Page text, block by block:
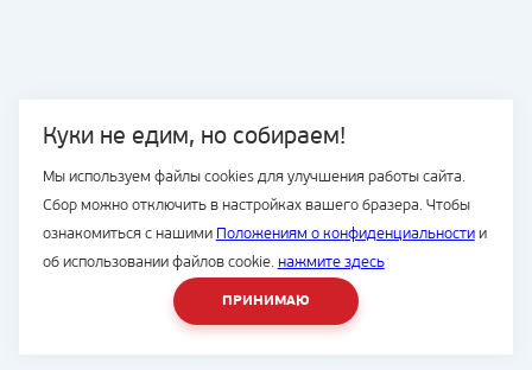
Куки не едим, но собираем!
Мы используем файлы cookies для улучшения работы сайта.
Сбор можно отключить в настройках вашего бразера. Чтобы
ознакомиться с нашими Положениям о конфиденциальностии
об использовании файлов cookie. нажмите здесь
ПРИНИМАЮ